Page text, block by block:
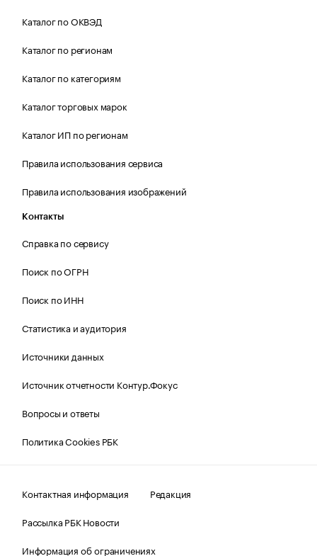
Каталог по ОКВЭД
Каталог по регионам
Каталог по категориям
Каталог торговых марок
Каталог ИП по регионам
Правила использования сервиса
Правила использования изображений
Контакты
Справка по сервису
Поиск по ОГРН
Поиск по ИНН
Статистика и аудитория
Источники данных
Источник отчетности Контур.Фокус
Вопросы и ответы
Политика Cookies РБК
Контактная информация
Редакция
Рассылка РБК Новости
Информация об ограничениях